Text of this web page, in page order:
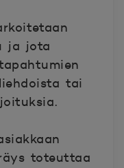
ja jota
tai
toteuttaa